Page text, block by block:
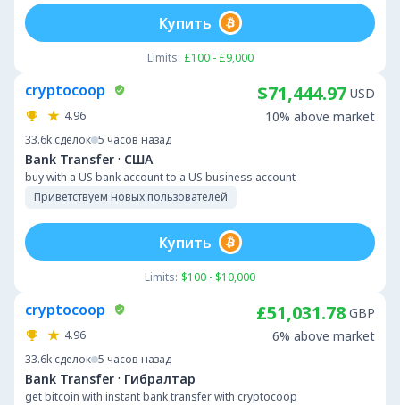
Limits: £100 - £9,000
Купить
cryptocoop
4.96
33.6k сделок 5 часов назад
Bank Transfer · США
buy with a US bank account to a US business account
Приветствуем новых пользователей
$71,444.97 USD
10% above market
Limits: $100 - $10,000
Купить
cryptocoop
4.96
33.6k сделок 5 часов назад
Bank Transfer · Гибралтар
get bitcoin with instant bank transfer with cryptocoop
£51,031.78 GBP
6% above market